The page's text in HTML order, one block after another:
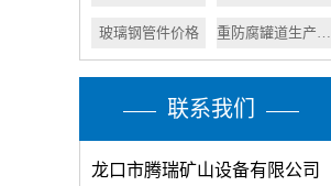
玻璃钢管件价格 重防腐罐道生产厂家
联系我们
龙口市腾瑞矿山设备有限公司